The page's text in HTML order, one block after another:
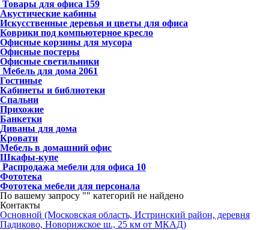
Товары для офиса 159
Акустические кабины
Искусственные деревья и цветы для офиса
Коврики под компьютерное кресло
Офисные корзины для мусора
Офисные постеры
Офисные светильники
Мебель для дома 2061
Гостиные
Кабинеты и библиотеки
Спальни
Прихожие
Банкетки
Диваны для дома
Кровати
Мебель в домашний офис
Шкафы-купе
Распродажа мебели для офиса 10
Фототека
Фототека мебели для персонала
По вашему запросу "" категорий не найдено
Контакты
Основной (Московская область, Истринский район, деревня
Падиково, Новорижское ш., 25 км от МКАД)